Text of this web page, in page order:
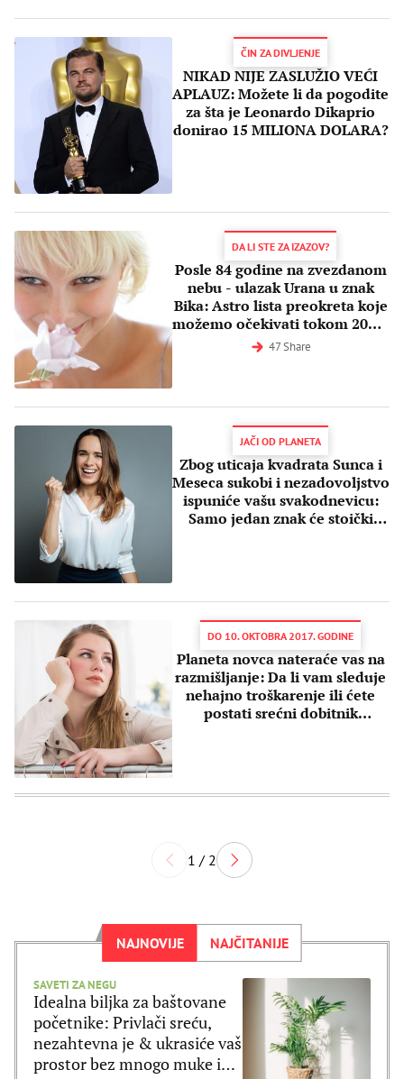
ČIN ZA DIVLJENJE
NIKAD NIJE ZASLUŽIO VEĆI
APLAUZ: Možete li da pogodite
za šta je Leonardo Dikaprio
donirao 15 MILIONA DOLARA?
DA LI STE ZA IZAZOV?
Posle 84 godine na zvezdanom
nebu - ulazak Urana u znak
Bika: Astro lista preokreta koje
možemo očekivati tokom 2018.
godine
47 Share
JAČI OD PLANETA
Zbog uticaja kvadrata Sunca i
Meseca sukobi i nezadovoljstvo
ispuniće vašu svakodnevicu:
Samo jedan znak će stoički
DO 10. OKTOBRA 2017. GODINE
Planeta novca nateraće vas na
razmišljanje: Da li vam sleduje
nehajno troškarenje ili ćete
postati srećni dobitnik
1 / 2
NAJNOVIJE NAJČITANIJE
SAVETI ZA NEGU
Idealna biljka za baštovane
početnike: Privlači sreću,
nezahtevna je & ukrasiće vaš
prostor bez mnogo muke i